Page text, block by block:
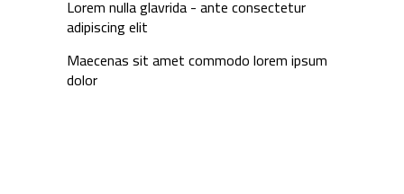
Lorem nulla glavrida - ante consectetur
adipiscing elit
Maecenas sit amet commodo lorem ipsum
dolor